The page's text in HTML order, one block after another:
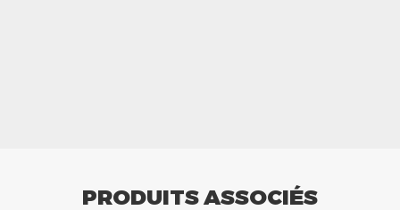
PRODUITS ASSOCIÉS